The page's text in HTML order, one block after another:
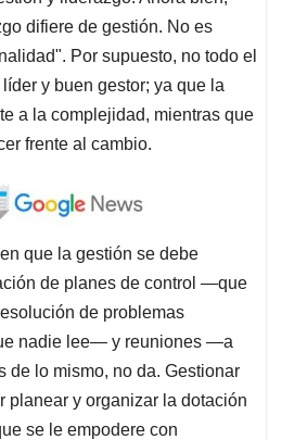
difiere de gestión. No es
Por supuesto, no todo el
y buen gestor; ya que la
a la complejidad, mientras que
frente al cambio.
que la gestión se debe
de planes de control —que
de problemas
nadie lee— y reuniones —a
de lo mismo, no da. Gestionar
planear y organizar la dotación
se le empodere con